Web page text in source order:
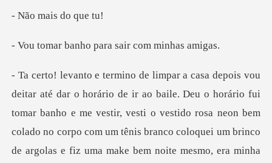
ais do
ho para sair co
bem noite mesmo, era minha